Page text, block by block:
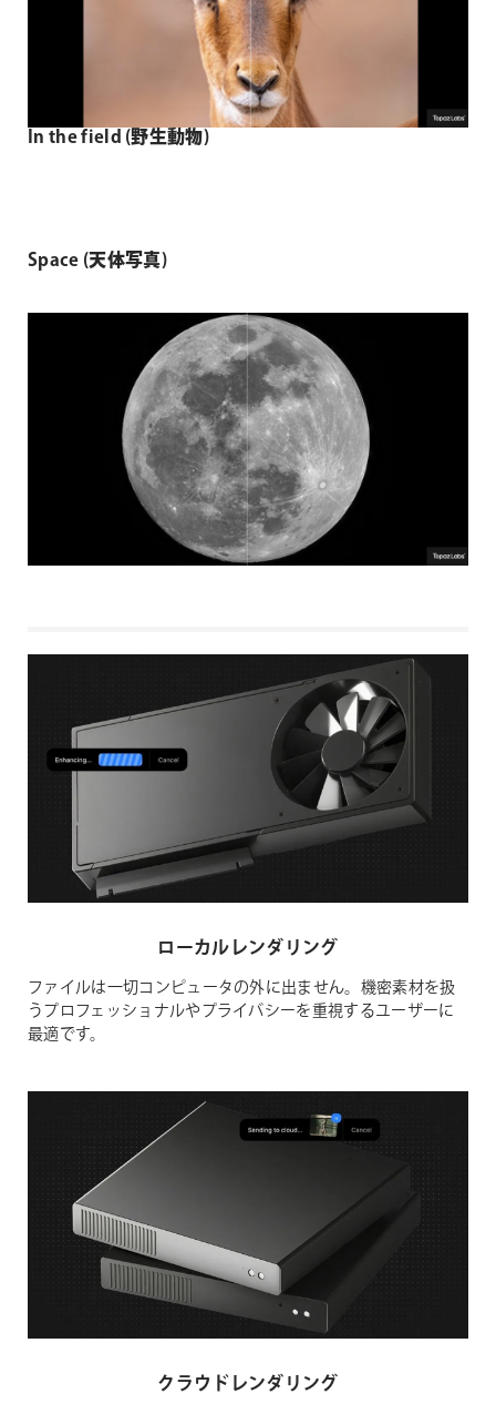
In the field (野生動物)
Space (天体写真)
ローカルレンダリング
ファイルは一切コンピュータの外に出ません。機密素材を扱
うプロフェッショナルやプライバシーを重視するユーザーに
最適です。
クラウドレンダリング